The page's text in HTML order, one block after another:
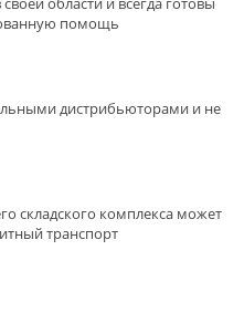
помощь
дистрибьюторами и не
складского комплекса может
транспорт